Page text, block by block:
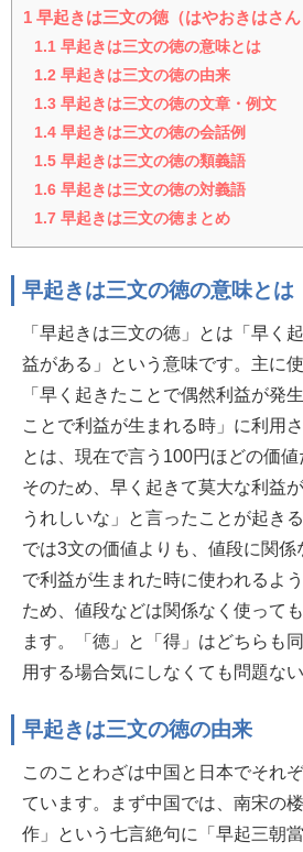
1 早起きは三文の徳（はやおきはさん
1.1 早起きは三文の徳の意味とは
1.2 早起きは三文の徳の由来
1.3 早起きは三文の徳の文章・例文
1.4 早起きは三文の徳の会話例
1.5 早起きは三文の徳の類義語
1.6 早起きは三文の徳の対義語
1.7 早起きは三文の徳まとめ
早起きは三文の徳の意味とは
「早起きは三文の徳」とは「早く
益がある」という意味です。主に
「早く起きたことで偶然利益が発
ことで利益が生まれる時」に利用
とは、現在で言う100円ほどの価値
そのため、早く起きて莫大な利益
うれしいな」と言ったことが起き
では3文の価値よりも、値段に関係
で利益が生まれた時に使われるよ
ため、値段などは関係なく使って
ます。「徳」と「得」はどちらも
用する場合気にしなくても問題ない
早起きは三文の徳の由来
このことわざは中国と日本でそれ
ています。まず中国では、南宋の
作」という七言絶句に「早起三朝